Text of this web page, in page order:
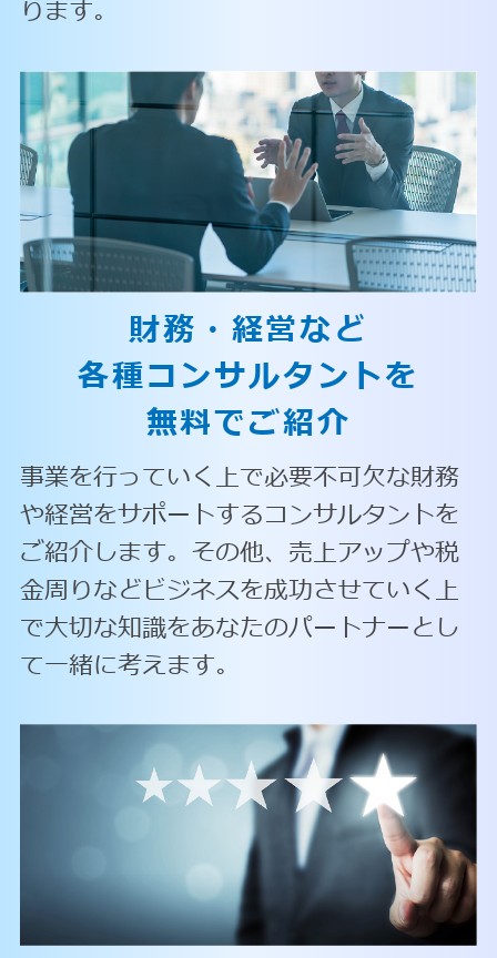
ります。
財務・経営など
各種コンサルタントを
無料でご紹介
事業を行っていく上で必要不可欠な財務
や経営をサポートするコンサルタントを
ご紹介します。その他、売上アップや税
金周りなどビジネスを成功させていく上
で大切な知識をあなたのパートナーとし
て一緒に考えます。